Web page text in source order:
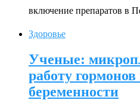
включение препаратов в
Здоровье
Ученые:
работу
беременности